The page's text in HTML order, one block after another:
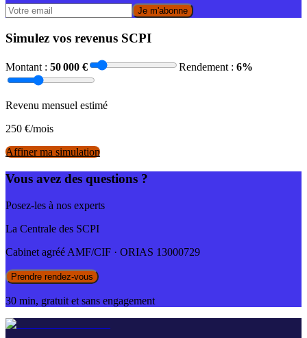
Je m'abonne
Simulez vos revenus SCPI
Montant : 50 000 € Rendement : 6%
Revenu mensuel estimé
250 €/mois
Affiner ma simulation
Vous avez des questions ?
Posez-les à nos experts
La Centrale des SCPI
Cabinet agréé AMF/CIF · ORIAS 13000729
Prendre rendez-vous
30 min, gratuit et sans engagement